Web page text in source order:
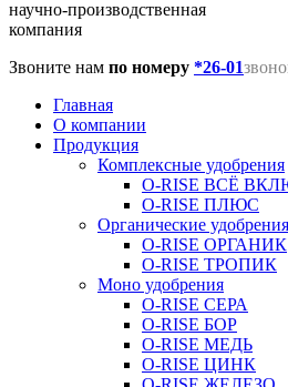
научно-производственная
компания
Звоните нам по номеру *26-01
Главная
О компании
Продукция
Комплексные удобрения
O-RISE ВСЁ
O-RISE ПЛЮС
Органические удобрения
O-RISE ОРГАНИК
O-RISE ТРОПИК
Моно удобрения
O-RISE СЕРА
O-RISE БОР
O-RISE МЕДЬ
O-RISE ЦИНК